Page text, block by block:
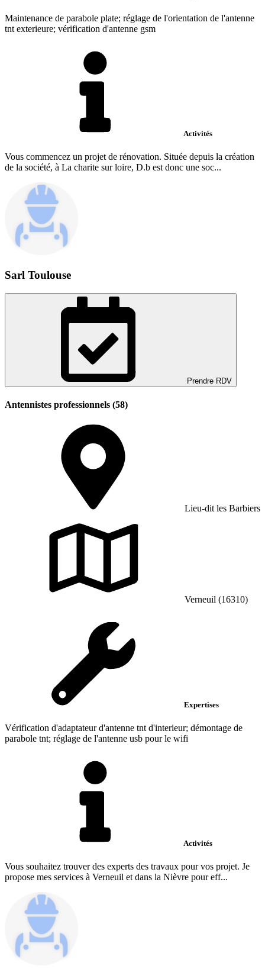
Maintenance de parabole plate; réglage de l'orientation de l'antenne
tnt exterieure; vérification d'antenne gsm
Activités
Vous commencez un projet de rénovation. Située depuis la création
de la société, à La charite sur loire, D.b est donc une soc...
Sarl Toulouse
Prendre RDV
Antennistes professionnels (58)
Lieu-dit les Barbiers
Verneuil (16310)
Expertises
Vérification d'adaptateur d'antenne tnt d'interieur; démontage de
parabole tnt; réglage de l'antenne usb pour le wifi
Activités
Vous souhaitez trouver des experts des travaux pour vos projet. Je
propose mes services à Verneuil et dans la Nièvre pour eff...